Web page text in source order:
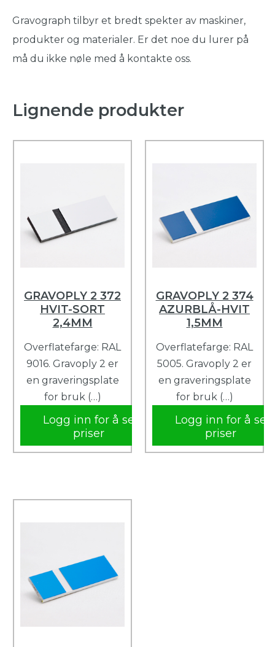
Gravograph tilbyr et bredt spekter av maskiner,
produkter og materialer. Er det noe du lurer på
må du ikke nøle med å kontakte oss.
Lignende produkter
GRAVOPLY 2 372
HVIT-SORT
2,4MM
Overflatefarge: RAL
9016. Gravoply 2 er
en graveringsplate
for bruk (…)
Logg inn for å se
priser
GRAVOPLY 2 374
AZURBLÅ-HVIT
1,5MM
Overflatefarge: RAL
5005. Gravoply 2 er
en graveringsplate
for bruk (…)
Logg inn for å se
priser